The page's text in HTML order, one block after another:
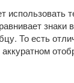
использовать
знаки
То есть